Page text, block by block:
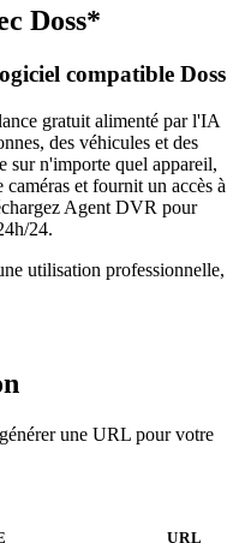
Doss*
compatible Doss
gratuit alimenté par l'IA
des véhicules et des
sur n'importe quel appareil,
et fournit un accès à
Agent DVR pour
24.
utilisation professionnelle,
une URL pour votre
URL